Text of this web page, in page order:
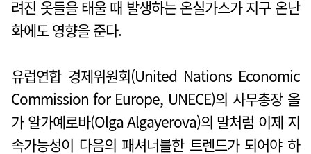
려진 옷들을 태울 때 발생하는 온실가스가 지구 온난
화에도 영향을 준다.
유럽연합 경제위원회(United Nations Economic
Commission for Europe, UNECE)의 사무총장 올
가 알가예로바(Olga Algayerova)의 말처럼 이제 지
속가능성이 다음의 패셔너블한 트렌드가 되어야 하